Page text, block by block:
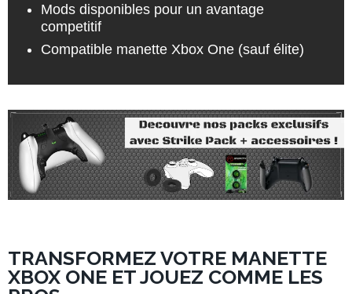
Mods disponibles pour un avantage
competitif
Compatible manette Xbox One (sauf élite)
TRANSFORMEZ VOTRE MANETTE
XBOX ONE ET JOUEZ COMME LES